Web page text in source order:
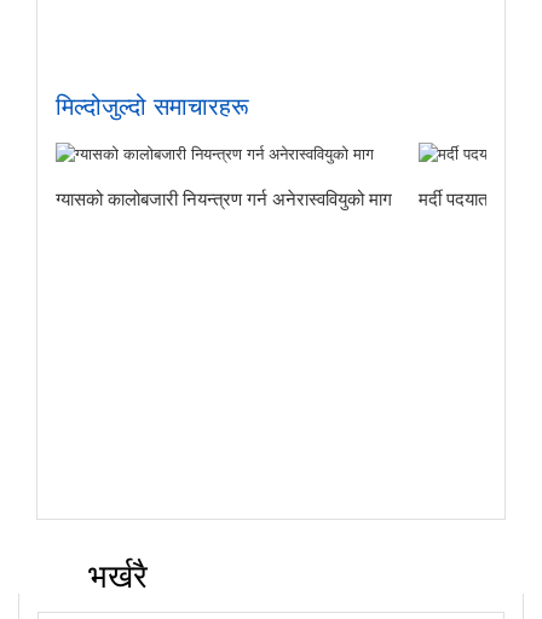
मिल्दोजुल्दो समाचारहरू
ग्यासको कालोबजारी नियन्त्रण गर्न अनेरास्ववियुको माग मर्दी
भर्खरै